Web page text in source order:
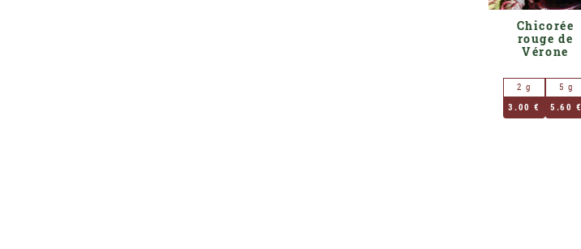
Chicorée
rouge de
Vérone
2 g
3.00 €
5 g
5.60 €